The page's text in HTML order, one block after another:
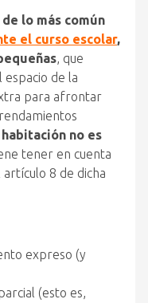
lo más común
el curso escolar,
, que
de la
para afrontar
no es
tener en cuenta
8 de dicha
expreso (y
(esto es,